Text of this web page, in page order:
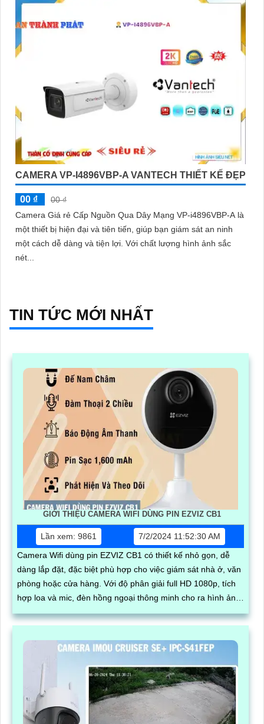
CAMERA VP-I4896VBP-A VANTECH THIẾT KẾ ĐẸP
00 ₫
00 ₫
Camera Giá rẻ Cấp Nguồn Qua Dây Mạng VP-i4896VBP-A là
một thiết bị hiện đại và tiên tiến, giúp bạn giám sát an ninh
một cách dễ dàng và tiện lợi. Với chất lượng hình ảnh sắc
nét...
TIN TỨC MỚI NHẤT
GIỚI THIỆU CAMERA WIFI DÙNG PIN EZVIZ CB1
Lần xem: 9861
7/2/2024 11:52:30 AM
Camera Wifi dùng pin EZVIZ CB1 có thiết kế nhỏ gọn, dễ
dàng lắp đặt, đặc biệt phù hợp cho việc giám sát nhà ở, văn
phòng hoặc cửa hàng. Với độ phân giải full HD 1080p, tích
hợp loa và mic, đèn hồng ngoại thông minh cho ra hình ảnh
chất lượng ban đêm